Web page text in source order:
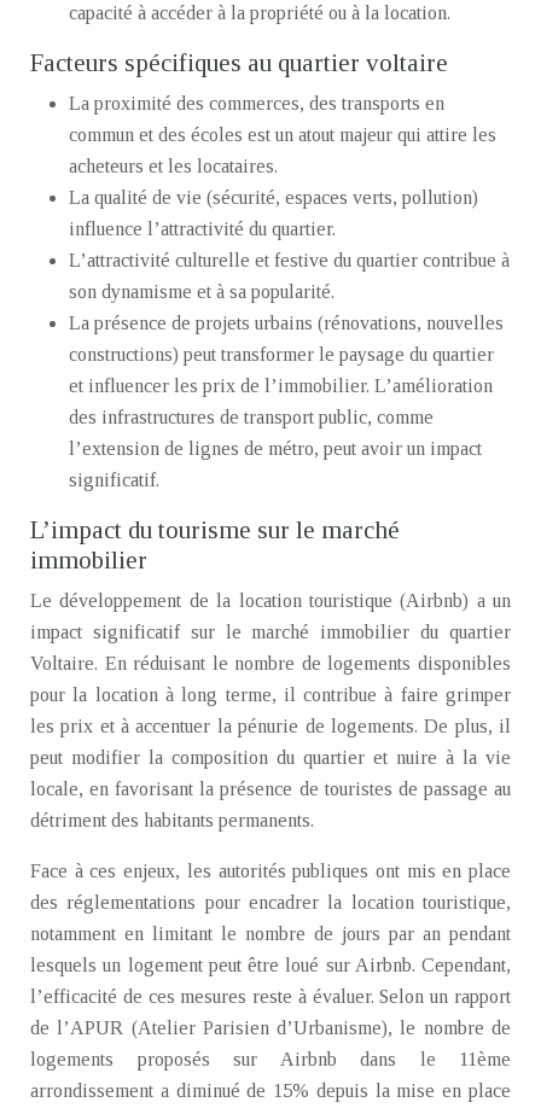
capacité à accéder à la propriété ou à la location.
Facteurs spécifiques au quartier voltaire
La proximité des commerces, des transports en
commun et des écoles est un atout majeur qui attire les
acheteurs et les locataires.
La qualité de vie (sécurité, espaces verts, pollution)
influence l’attractivité du quartier.
L’attractivité culturelle et festive du quartier contribue à
son dynamisme et à sa popularité.
La présence de projets urbains (rénovations, nouvelles
constructions) peut transformer le paysage du quartier
et influencer les prix de l’immobilier. L’amélioration
des infrastructures de transport public, comme
l’extension de lignes de métro, peut avoir un impact
significatif.
L’impact du tourisme sur le marché
immobilier
Le développement de la location touristique (Airbnb) a un
impact significatif sur le marché immobilier du quartier
Voltaire. En réduisant le nombre de logements disponibles
pour la location à long terme, il contribue à faire grimper
les prix et à accentuer la pénurie de logements. De plus, il
peut modifier la composition du quartier et nuire à la vie
locale, en favorisant la présence de touristes de passage au
détriment des habitants permanents.
Face à ces enjeux, les autorités publiques ont mis en place
des réglementations pour encadrer la location touristique,
notamment en limitant le nombre de jours par an pendant
lesquels un logement peut être loué sur Airbnb. Cependant,
l’efficacité de ces mesures reste à évaluer. Selon un rapport
de l’APUR (Atelier Parisien d’Urbanisme), le nombre de
logements proposés sur Airbnb dans le 11ème
arrondissement a diminué de 15% depuis la mise en place